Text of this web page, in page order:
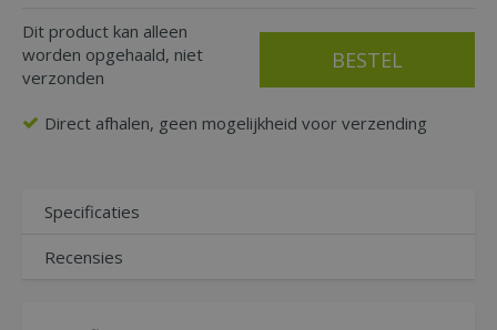
Dit product kan alleen
worden opgehaald, niet
verzonden
Direct afhalen, geen mogelijkheid voor verzending
Specificaties
Recensies